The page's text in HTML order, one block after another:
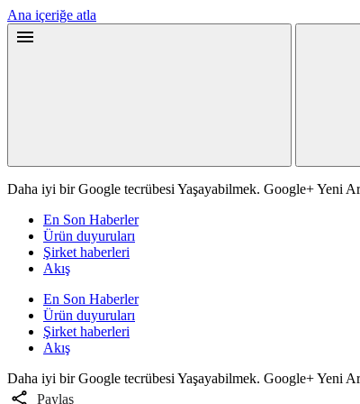
Ana içeriğe atla
Daha iyi bir Google tecrübesi Yaşayabilmek. Google+ Yeni
En Son Haberler
Ürün duyuruları
Şirket haberleri
Akış
En Son Haberler
Ürün duyuruları
Şirket haberleri
Akış
Daha iyi bir Google tecrübesi Yaşayabilmek. Google+ Yeni
Paylaş